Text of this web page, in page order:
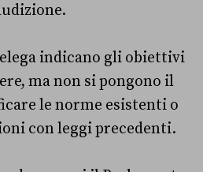
indicano gli obiettivi
ma non si pongono il
le norme esistenti o
con leggi precedenti.